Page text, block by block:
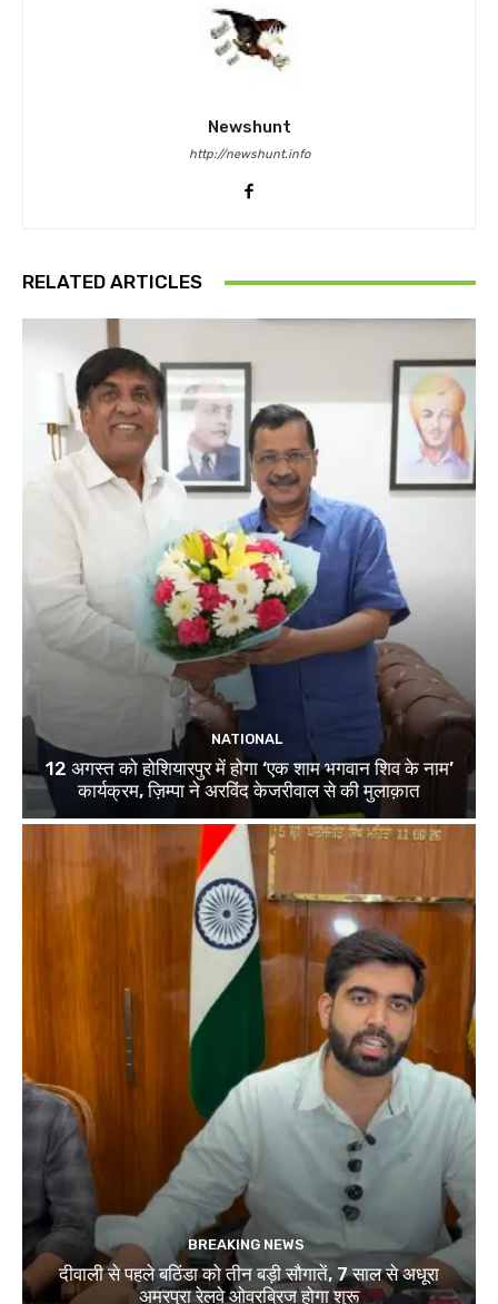
Newshunt
http://newshunt.info
RELATED ARTICLES
NATIONAL
12 अगस्त को होशियारपुर में होगा ‘एक शाम भगवान शिव के नाम’
कार्यक्रम, ज़िम्पा ने अरविंद केजरीवाल से की मुलाक़ात
BREAKING NEWS
दीवाली से पहले बठिंडा को तीन बड़ी सौगातें, 7 साल से अधूरा
अमरपुरा रेलवे ओवरब्रिज होगा शुरू